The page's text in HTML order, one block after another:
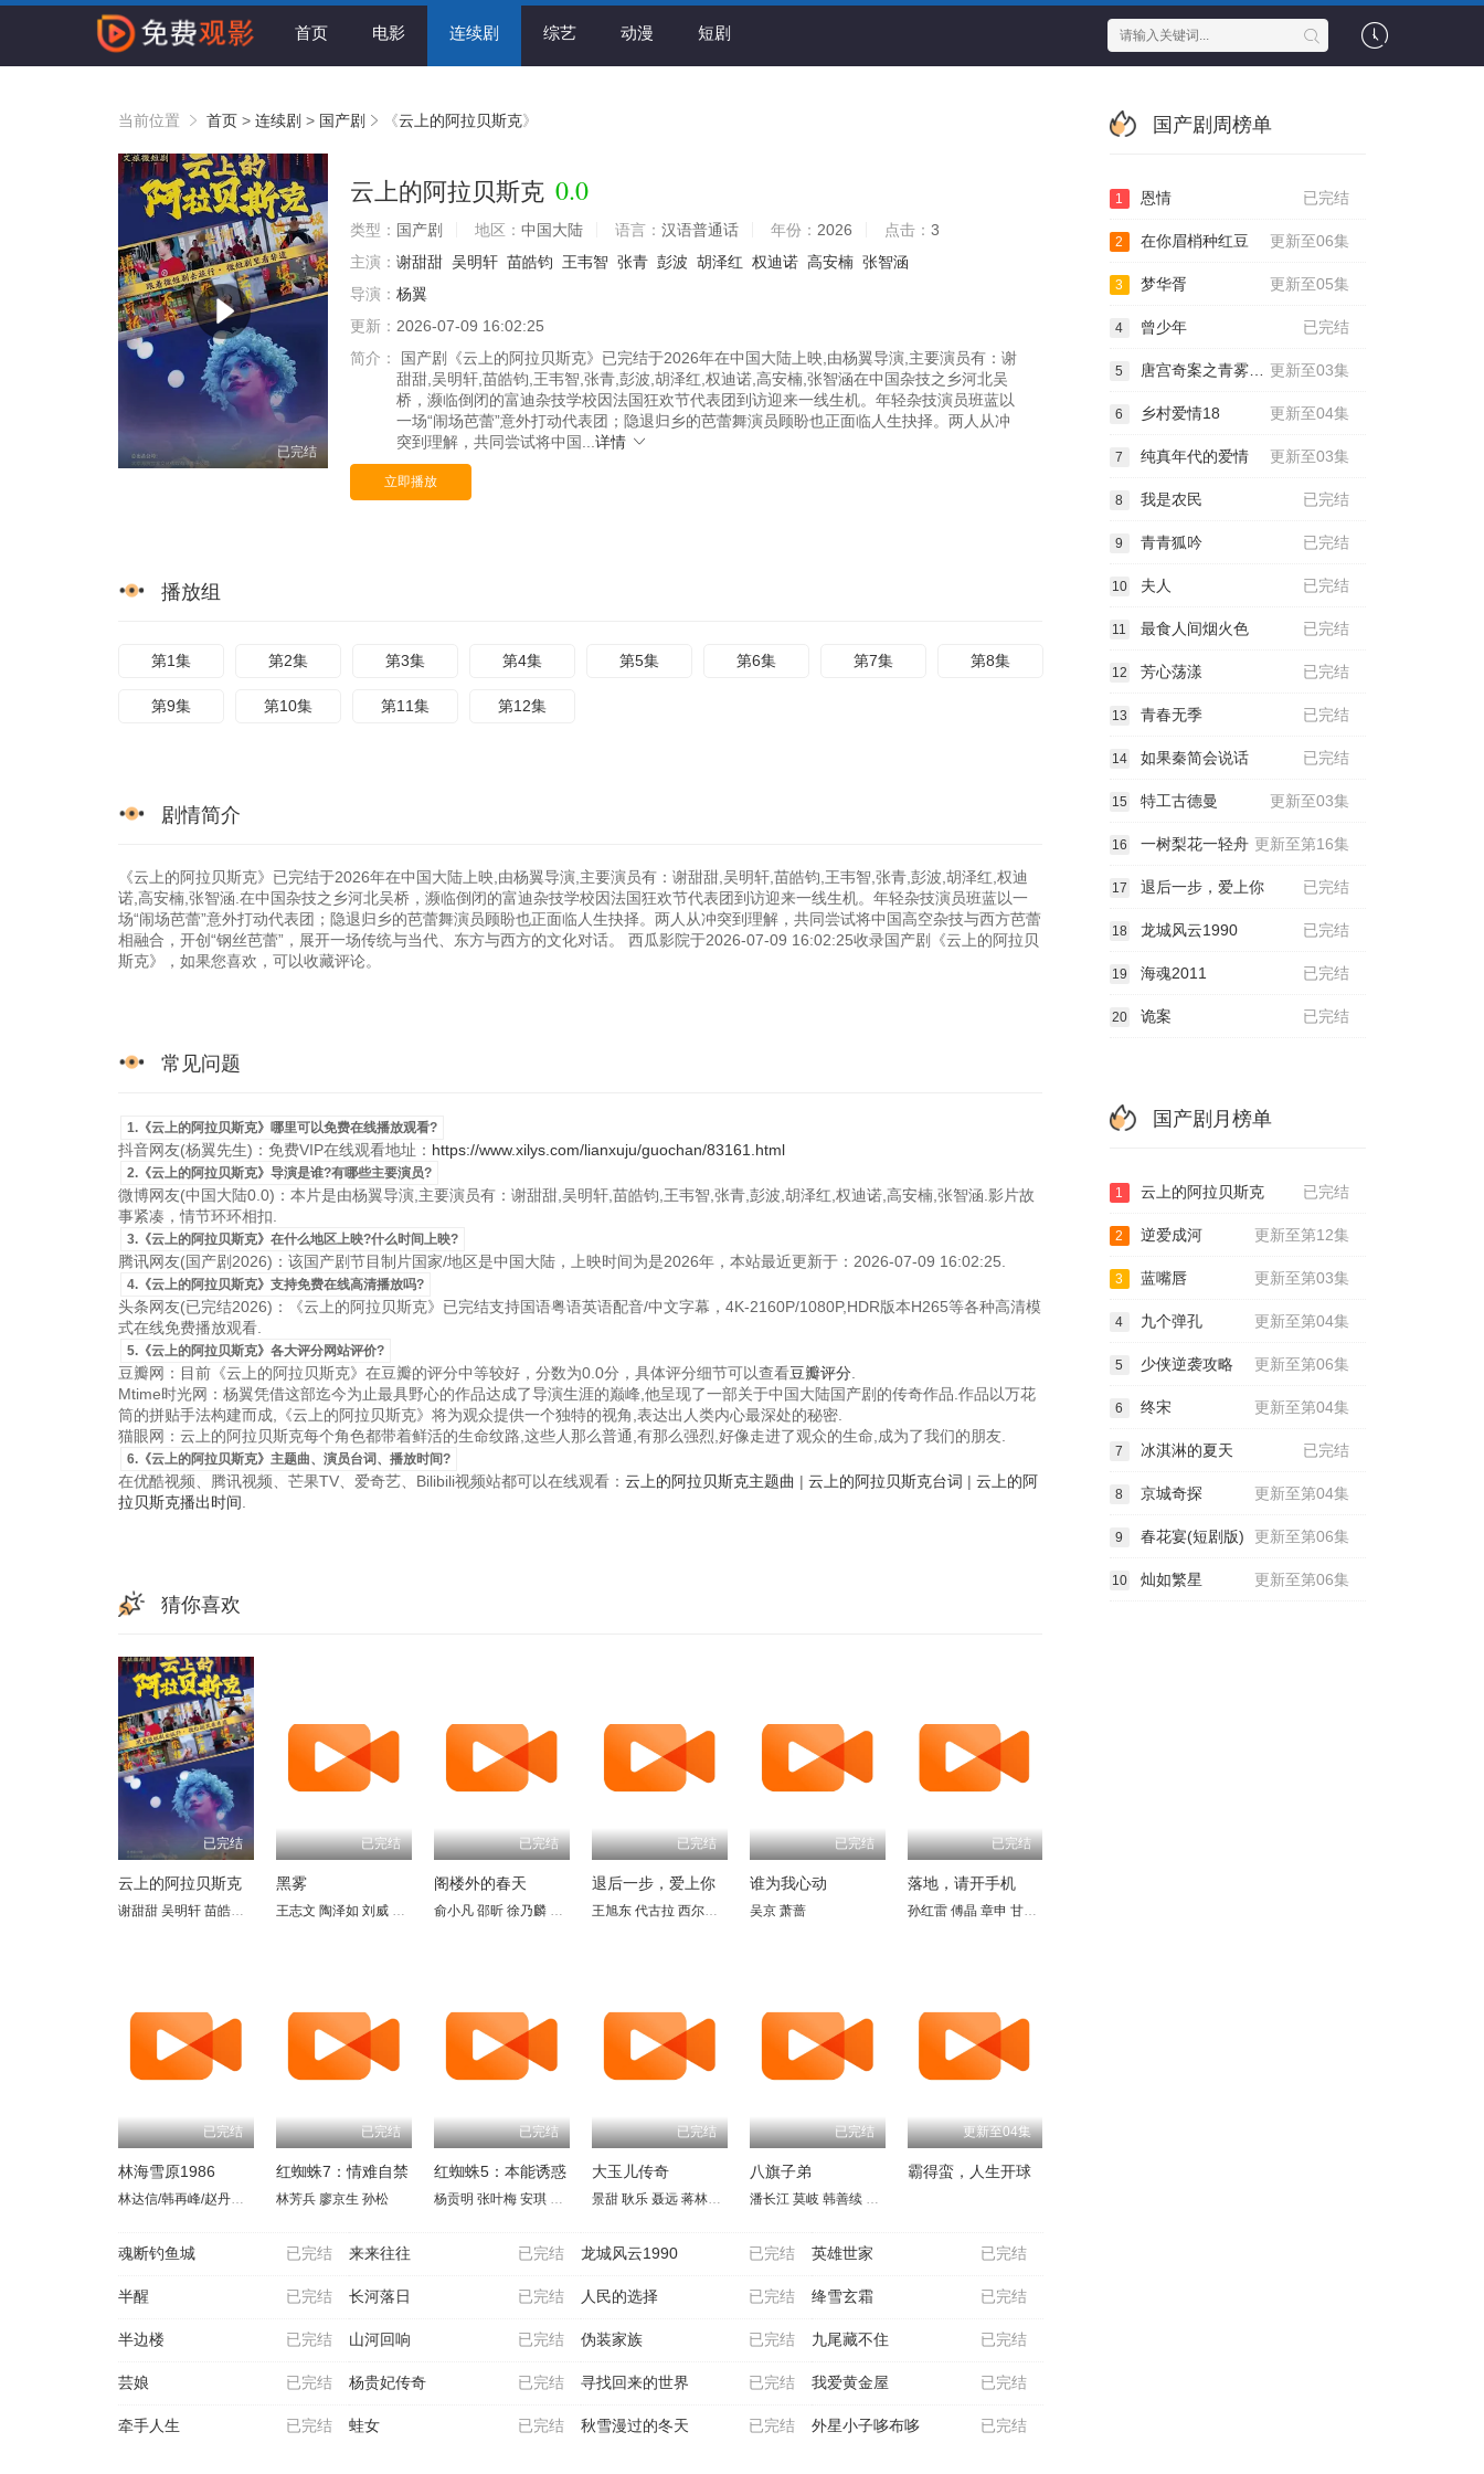
首页 电影 连续剧 综艺 动漫 短剧
当前位置 首页 > 连续剧 > 国产剧 《云上的阿拉贝斯克》
已完结
云上的阿拉贝斯克 0.0
类型： 国产剧 地区： 中国大陆 语言： 汉语普通话 年份： 2026 点击： 3
主演： 谢甜甜 吴明轩 苗皓钧 王韦智 张青 彭波 胡泽红 权迪诺 高安楠 张智涵
导演： 杨翼
更新： 2026-07-09 16:02:25
简介：
国产剧《云上的阿拉贝斯克》已完结于2026年在中国大陆上映,由杨翼导演,主要演员有：谢
甜甜,吴明轩,苗皓钧,王韦智,张青,彭波,胡泽红,权迪诺,高安楠,张智涵在中国杂技之乡河北吴
桥，濒临倒闭的富迪杂技学校因法国狂欢节代表团到访迎来一线生机。年轻杂技演员班蓝以
一场“闹场芭蕾”意外打动代表团；隐退归乡的芭蕾舞演员顾盼也正面临人生抉择。两人从冲
突到理解，共同尝试将中国... 详情
立即播放
播放组
第1集 第2集 第3集 第4集 第5集 第6集 第7集 第8集
第9集 第10集 第11集 第12集
剧情简介
《云上的阿拉贝斯克》已完结于2026年在中国大陆上映,由杨翼导演,主要演员有：谢甜甜,吴明轩,苗皓钧,王韦智,张青,彭波,胡泽红,权迪
诺,高安楠,张智涵.在中国杂技之乡河北吴桥，濒临倒闭的富迪杂技学校因法国狂欢节代表团到访迎来一线生机。年轻杂技演员班蓝以一
场“闹场芭蕾”意外打动代表团；隐退归乡的芭蕾舞演员顾盼也正面临人生抉择。两人从冲突到理解，共同尝试将中国高空杂技与西方芭蕾
相融合，开创“钢丝芭蕾”，展开一场传统与当代、东方与西方的文化对话。 西瓜影院于2026-07-09 16:02:25收录国产剧《云上的阿拉贝
斯克》，如果您喜欢，可以收藏评论。
常见问题
1.《云上的阿拉贝斯克》哪里可以免费在线播放观看?
抖音网友(杨翼先生)：免费VIP在线观看地址： https://www.xilys.com/lianxuju/guochan/83161.html
2.《云上的阿拉贝斯克》导演是谁?有哪些主要演员?
微博网友(中国大陆0.0)：本片是由杨翼导演,主要演员有：谢甜甜,吴明轩,苗皓钧,王韦智,张青,彭波,胡泽红,权迪诺,高安楠,张智涵.影片故
事紧凑，情节环环相扣.
3.《云上的阿拉贝斯克》在什么地区上映?什么时间上映?
腾讯网友(国产剧2026)：该国产剧节目制片国家/地区是中国大陆，上映时间为是2026年，本站最近更新于：2026-07-09 16:02:25.
4.《云上的阿拉贝斯克》支持免费在线高清播放吗?
头条网友(已完结2026)：《云上的阿拉贝斯克》已完结支持国语粤语英语配音/中文字幕，4K-2160P/1080P,HDR版本H265等各种高清模
式在线免费播放观看.
5.《云上的阿拉贝斯克》各大评分网站评价?
豆瓣网：目前《云上的阿拉贝斯克》在豆瓣的评分中等较好，分数为0.0分，具体评分细节可以查看豆瓣评分
Mtime时光网：杨翼凭借这部迄今为止最具野心的作品达成了导演生涯的巅峰,他呈现了一部关于中国大陆国产剧的传奇作品.作品以万花
筒的拼贴手法构建而成,《云上的阿拉贝斯克》将为观众提供一个独特的视角,表达出人类内心最深处的秘密.
猫眼网：云上的阿拉贝斯克每个角色都带着鲜活的生命纹路,这些人那么普通,有那么强烈,好像走进了观众的生命,成为了我们的朋友.
6.《云上的阿拉贝斯克》主题曲、演员台词、播放时间?
在优酷视频、腾讯视频、芒果TV、爱奇艺、Bilibili视频站都可以在线观看： 云上的阿拉贝斯克主题曲 | 云上的阿拉贝斯克台词 | 云上的阿
拉贝斯克播出时间
猜你喜欢
已完结
云上的阿拉贝斯克
谢甜甜 吴明轩 苗皓钧 王韦智 张青 彭波 胡泽红 权迪诺 高安楠 张智涵
已完结
黑雾
王志文 陶泽如 刘威 张晓林 田海蓉 吕凉 孔维 赵雅莉 雷明 翟乃社 吕启凤 林栋甫 于东江 孙岚 王余昌 张黎明 洪融 宋世英
已完结
阁楼外的春天
俞小凡 邵昕 徐乃麟 潘仪君 娄培华 刘世范
已完结
退后一步，爱上你
王旭东 代古拉 西尔扎提 陈静 矫昊 陈樱丹 廖梦妍 瑾颜
已完结
谁为我心动
吴京 萧蔷
已完结
落地，请开手机
孙红雷 傅晶 章申 甘婷婷
已完结
林海雪原1986
已完结
红蜘蛛7：情难自禁
林芳兵 廖京生 孙松
已完结
红蜘蛛5：本能诱惑
杨贡明 张叶梅 安琪 王天妮 李亚天
已完结
大玉儿传奇
景甜 耿乐 聂远 蒋林静 惠英红 于荣光 万沛鑫
已完结
八旗子弟
潘长江 莫岐 韩善续
更新至04集
霸得蛮，人生开球
已完结
魂断钓鱼城 已完结
来来往往 已完结
龙城风云1990 已完结
英雄世家
已完结
半醒 已完结
长河落日 已完结
人民的选择 已完结
绛雪玄霜
已完结
半边楼 已完结
山河回响 已完结
伪装家族 已完结
九尾藏不住
已完结
芸娘 已完结
杨贵妃传奇 已完结
寻找回来的世界 已完结
我爱黄金屋
已完结
牵手人生 已完结
蛙女 已完结
秋雪漫过的冬天 已完结
外星小子哆布哆
国产剧周榜单
已完结
1 恩情
更新至06集
2 在你眉梢种红豆
更新至05集
3 梦华胥
已完结
4 曾少年
更新至03集
5 唐宫奇案之青雾风鸣
更新至04集
6 乡村爱情18
更新至03集
7 纯真年代的爱情
已完结
8 我是农民
已完结
9 青青狐吟
已完结
10 夫人
已完结
11 最食人间烟火色
已完结
12 芳心荡漾
已完结
13 青春无季
已完结
14 如果秦简会说话
更新至03集
15 特工古德曼
更新至第16集
16 一树梨花一轻舟
已完结
17 退后一步，爱上你
已完结
18 龙城风云1990
已完结
19 海魂2011
已完结
20 诡案
国产剧月榜单
已完结
1 云上的阿拉贝斯克
更新至第12集
2 逆爱成河
更新至第03集
3 蓝嘴唇
更新至第04集
4 九个弹孔
更新至第06集
5 少侠逆袭攻略
更新至第04集
6 终宋
已完结
7 冰淇淋的夏天
更新至第04集
8 京城奇探
更新至第06集
9 春花宴(短剧版)
更新至第06集
10 灿如繁星